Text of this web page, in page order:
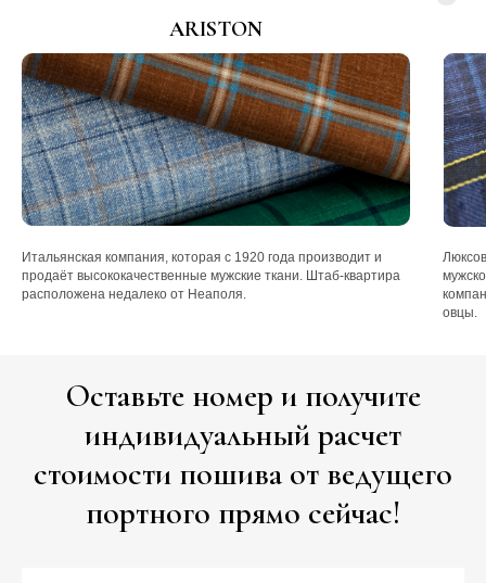
ARISTON
Итальянская компания, которая с 1920 года производит и
продаёт высококачественные мужские ткани. Штаб-квартира
расположена недалеко от Неаполя.
овцы.
Оставьте номер и получите
индивидуальный расчет
стоимости пошива от ведущего
портного прямо сейчас!